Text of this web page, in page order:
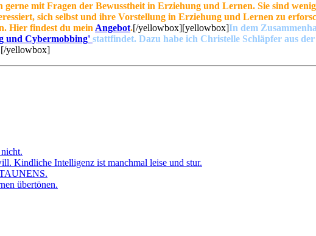
mit Fragen der Bewusstheit in Erziehung und Lernen. Sie sind
sich selbst und ihre Vorstellung in Erziehung und Lernen zu
Hier findest du meinAngebot.[/yellowbox][yellowbox]In dem
und Cybermobbing' stattfindet. Dazu habe ich Christelle Schläpfer aus
[/yellowbox]
Kindliche Intelligenz ist manchmal leise und stur.
übertönen.